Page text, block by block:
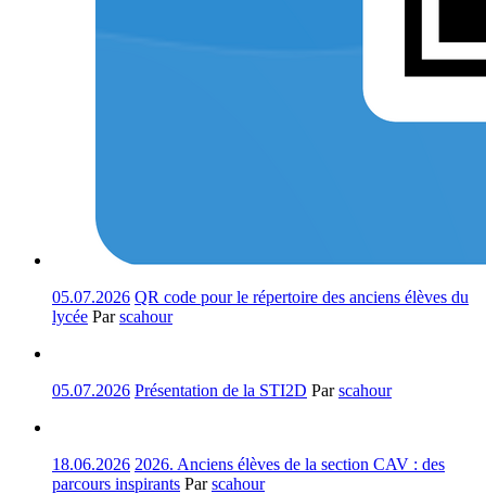
05.07.2026 QR code pour le répertoire des anciens élèves du
lycée Parscahour
05.07.2026 Présentation de la STI2D Parscahour
18.06.2026 2026. Anciens élèves de la section CAV : des
parcours inspirants Parscahour